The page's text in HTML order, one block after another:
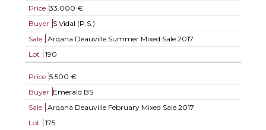
Price 33.000 €
Buyer S Vidal (P.S.)
Sale
Arqana Deauville Summer Mixed Sale 2017
Lot
190
Price 5.500 €
Buyer Emerald BS
Sale
Arqana Deauville February Mixed Sale 2017
Lot
175